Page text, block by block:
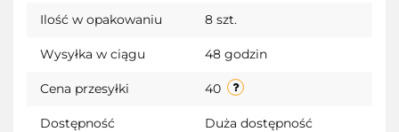
Ilość w opakowaniu 8 szt.
Wysyłka w ciągu 48 godzin
Cena przesyłki 40
Dostępność Duża dostępność